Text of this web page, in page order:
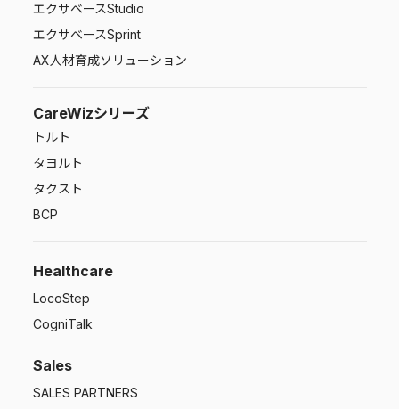
エクサベースStudio
エクサベースSprint
AX人材育成ソリューション
CareWizシリーズ
トルト
タヨルト
タクスト
BCP
Healthcare
LocoStep
CogniTalk
Sales
SALES PARTNERS